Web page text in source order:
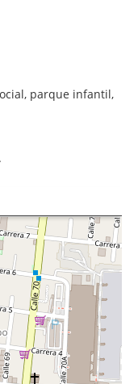
parque infantil,